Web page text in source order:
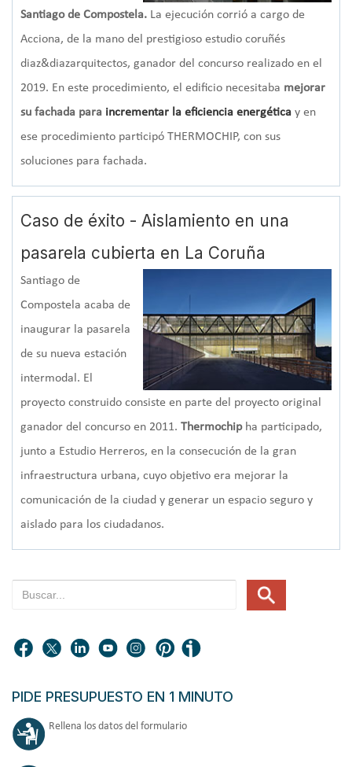
Santiago de Compostela. La ejecución corrió a cargo de
Acciona, de la mano del prestigioso estudio coruñés
diaz&diazarquitectos, ganador del concurso realizado en el
2019. En este procedimiento, el edificio necesitaba mejorar
su fachada para incrementar la eficiencia energética y en
ese procedimiento participó THERMOCHIP, con sus
soluciones para fachada.
Caso de éxito - Aislamiento en una
pasarela cubierta en La Coruña
Santiago de
Compostela acaba de
inaugurar la pasarela
de su nueva estación
intermodal. El
proyecto construido consiste en parte del proyecto original
ganador del concurso en 2011. Thermochipha participado,
junto a Estudio Herreros, en la consecución de la gran
infraestructura urbana, cuyo objetivo era mejorar la
comunicación de la ciudad y generar un espacio seguro y
aislado para los ciudadanos.
PIDE PRESUPUESTO EN 1 MINUTO
Rellena los datos del formulario